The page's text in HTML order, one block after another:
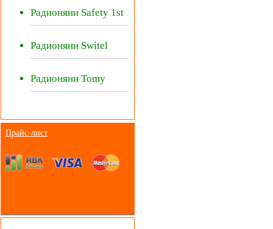
Радионяни Safety 1st
Радионяни Switel
Радионяни Tomy
Прайс-лист